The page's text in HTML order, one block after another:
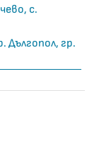
с.
Дългопол, гр.